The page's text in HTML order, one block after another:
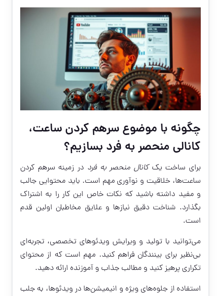
چگونه با موضوع سرهم کردن ساعت،
کانالی منحصر به فرد بسازیم؟
برای ساخت یککانال منحصر به فرد در زمینه سرهم کردن
ساعت‌ها، خلاقیت و نوآوری مهم است. باید محتوایی جالب
و مفید داشته باشید که نکات خاص این کار را به اشتراک
بگذارد. شناخت دقیق نیازها و علایق مخاطبان اولین قدم
است.
می‌توانید با تولید و ویرایش ویدئوهای تخصصی، تجربه‌ای
بی‌نظیر برای بینندگان فراهم کنید. مهم است که از محتوای
تکراری پرهیز کنید و مطالب جذاب و آموزنده ارائه دهید.
استفاده از جلوه‌های ویژه و انیمیشن‌ها در ویدئوها، به جلب